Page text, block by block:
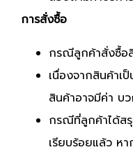
การสั่งซื้อ
กรณีลูกค้าสั่งซื้อ
เนื่องจากสินค้า
สินค้าอาจมีค่า บ
กรณีที่ลูกค้าได้ส
เรียบร้อยแล้ว ห